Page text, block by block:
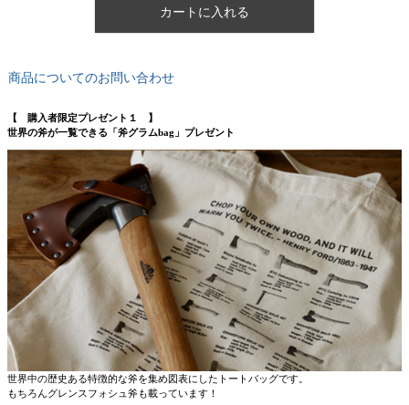
カートに入れる
商品についてのお問い合わせ
【 購入者限定プレゼント１ 】
世界の斧が一覧できる「斧グラムbag」プレゼント
世界中の歴史ある特徴的な斧を集め図表にしたトートバッグです。
もちろんグレンスフォシュ斧も載っています！